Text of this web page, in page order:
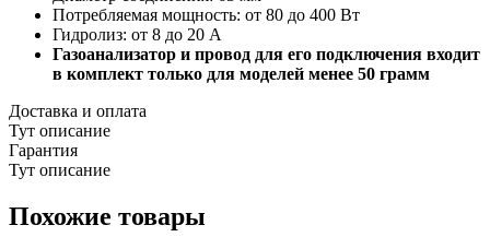
Потребляемая мощность: от 80 до 400 Вт
Гидролиз: от 8 до 20 А
Газоанализатор и провод для его подключения входит
в комплект только для моделей менее 50 грамм
Доставка и оплата
Тут описание
Гарантия
Тут описание
Похожие товары